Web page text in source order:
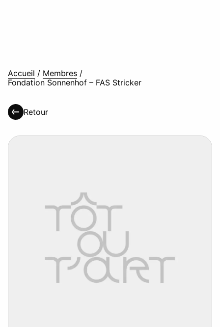
Accueil / Membres /
Fondation Sonnenhof – FAS Stricker
Retour